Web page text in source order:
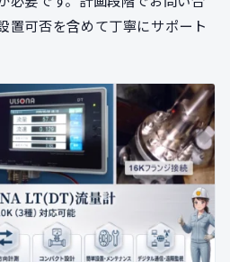
置可否を含めて丁寧にサポート